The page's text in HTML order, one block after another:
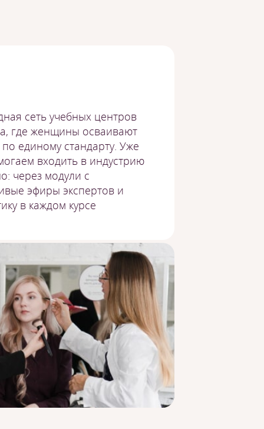
сеть учебных центров
где женщины осваивают
единому стандарту. Уже
входить в индустрию
через модули с
эфиры экспертов и
в каждом курсе